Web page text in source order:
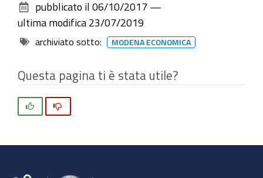
documento
pubblicato il 06/10/2017 —
ultima modifica 23/07/2019
archiviato sotto: MODENA ECONOMICA
Questa pagina ti è stata utile?